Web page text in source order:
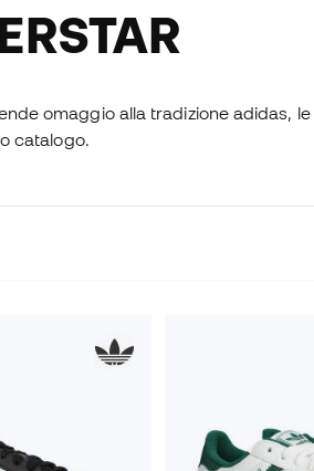
omaggio alla tradizione adidas, le
catalogo.